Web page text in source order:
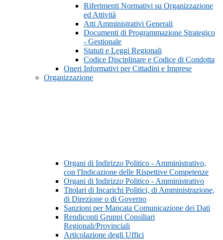
Riferimenti Normativi su Organizzazione
ed Attività
Atti Amministrativi Generali
Documenti di Programmazione Strategico
- Gestionale
Statuti e Leggi Regionali
Codice Disciplinare e Codice di Condotta
Oneri Informativi per Cittadini e Imprese
Organizzazione
Organi di Indirizzo Politico - Amministrativo,
con l'Indicazione delle Rispettive Competenze
Organi di Indirizzo Politico - Amministrativo
Titolari di Incarichi Politici, di Amministrazione,
di Direzione o di Governo
Sanzioni per Mancata Comunicazione dei Dati
Rendiconti Gruppi Consiliari
Regionali/Provinciali
Articolazione degli Uffici